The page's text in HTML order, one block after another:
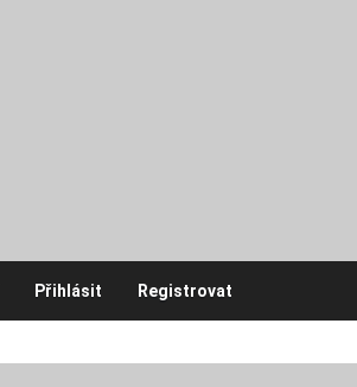
Přihlásit Registrovat